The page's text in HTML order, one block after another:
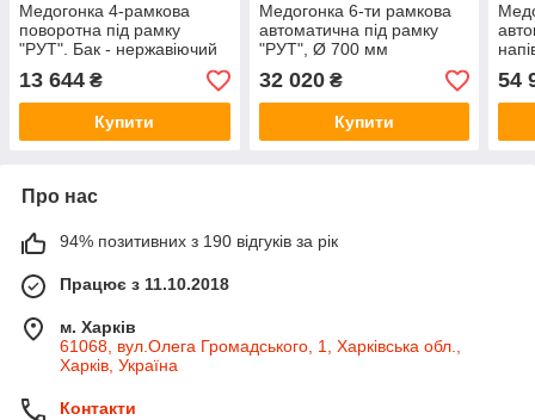
Медогонка 4-рамкова
поворотна під рамку
"РУТ". Бак - нержавіючий
(AISI 304); ротор, касети
зварені - нержавіючі; кран
- пластик. Ø
13 644 ₴
Купити
Медогонка 6-ти рамкова
автоматична під рамку
"РУТ", Ø 700 мм
32 020₴
Купити
54
Про нас
94% позитивних з 190 відгуків за рік
Працює з 11.10.2018
м. Харків
61068, вул.Олега Громадського, 1, Харківська обл.,
Харків, Україна
Контакти